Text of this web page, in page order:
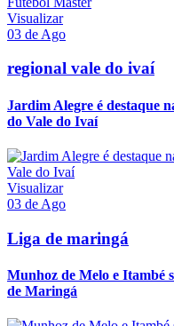
Visualizar
03 de Ago
regional vale do ivaí
Jardim Alegre é destaque
do Vale do Ivaí
Visualizar
03 de Ago
Liga de maringá
Munhoz de Melo e Itambé
de Maringá